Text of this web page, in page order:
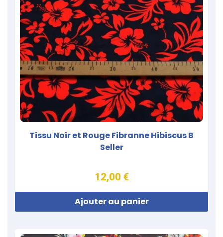
Tissu Noir et Rouge Fibranne Hibiscus B
Seller
12,00 €
Ajouter au panier